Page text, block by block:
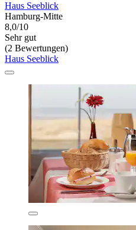
Haus Seeblick
Hamburg-Mitte
8,0/10
Sehr gut
(2 Bewertungen)
Haus Seeblick